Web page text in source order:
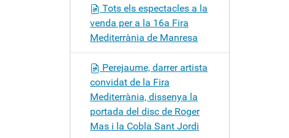
Tots els espectacles a la
venda per a la 16a Fira
Mediterrània de Manresa
Perejaume, darrer artista
convidat de la Fira
Mediterrània, dissenya la
portada del disc de Roger
Mas i la Cobla Sant Jordi